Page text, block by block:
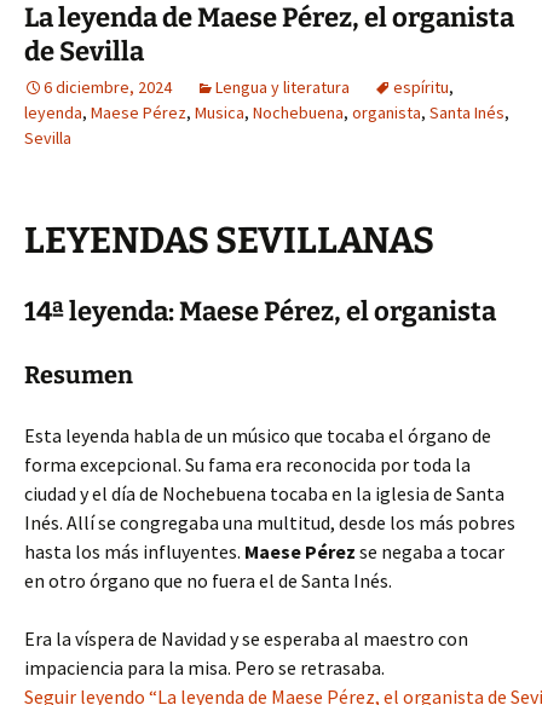
La leyenda de Maese Pérez, el organista
de Sevilla
6 diciembre, 2024 Lengua y literatura espíritu,
leyenda, Maese Pérez, Musica, Nochebuena, organista, Santa Inés,
Sevilla
LEYENDAS SEVILLANAS
14ª leyenda: Maese Pérez, el organista
Resumen
Esta leyenda habla de un músico que tocaba el órgano de
forma excepcional. Su fama era reconocida por toda la
ciudad y el día de Nochebuena tocaba en la iglesia de Santa
Inés. Allí se congregaba una multitud, desde los más pobres
hasta los más influyentes. Maese Pérez se negaba a tocar
en otro órgano que no fuera el de Santa Inés.
Era la víspera de Navidad y se esperaba al maestro con
impaciencia para la misa. Pero se retrasaba.
Seguir leyendo “La leyenda de Maese Pérez, el organista de